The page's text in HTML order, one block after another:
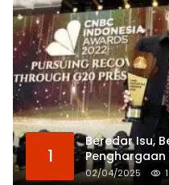
1
Beredar Isu,
Penghargaan
02/04/2025